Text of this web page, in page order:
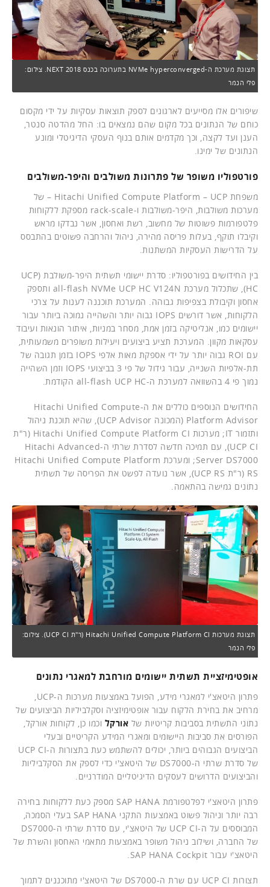
תצוגת מערכת ה-NVMe hyperconverged בתערוכה בכנס NEXT 2018. צילום:
פלי הנמר
שיפורים אלו מסייעים לארגונים לספק תוצאות עסקיות על ידי מקסום
כוחם של הנתונים בכל מקום שהם נמצאים בו: החל מהדטה סנטר,
הענן ועד לקצה, וכך מקדמים אותם בנוף העסקי הדיגיטלי ומונע
הנתונים של ימינו.
פורטפוליו משופר של פתרונות משולבים והיפר-משולבים
משפחת Hitachi Unified Compute Platform – UCP – של
מערכות משולבות, היפר-משולבות ו-rack-scale מספקת ללקוחות
פלטפורמות פשוטות של מחשוב, רשת ואחסון, אשר נבדקו מראש
וקיבלו תוקף, בעלות פריסה מהירה, ניהול והרחבה פשוטים בהתבסס
על הדרישות העסקיות המשתנות.
בין החידושים בפורטפוליו: סדרת יישומי תשתית היפר-משולבת (UCP
HC), שתכלול מערכת all-flash NVMe UCP HC V124N ותספק
אחסון וקיבולת בצפיפות גבוהה. המערכת תוכננה לענות על צרכי
הלקוחות, אשר דורשים IOPS גבוה יותר והשהייה נמוכה ביותר עבור
יישומים כמו, אנליטיקה בזמן אמת, מסחר במניות, איתור הונאות ועיבוד
עסקאות מקוון. המערכת תציע ביצועים ויעילות משופרים משמעותית,
עם ROI גבוה יותר על ידי אספקת מאות אלפי IOPS בזמן תגובה של
תת-אלפיות השנייה, עבור גידול של פי 3 בביצועי IOPS וזמן השהייה
נמוך פי 4 בהשוואה למערכת ה-all-flash UCP HC הקודמת.
החידושים הנוספים כוללים את ה-Hitachi Unified Compute
Platform Advisor (המכונה UCP Advisor), שהיא תוכנת ניהול
ותזמור IT; מערכות Hitachi Unified Compute Platform CI (ר"ת
UCP CI), עם תמיכה חדשה לסדרת שרתי ה-Hitachi Advanced
Server DS7000; ומערכת Hitachi Unified Compute Platform
RS (ר"ת UCP RS), אשר נועדה לפשט את הפריסה של תשתית
נתונים גמישה בהתאמה.
תצוגת מערכות Hitachi Unified Compute Platform CI (ר"ת UCP CI). צילום:
פלי הנמר
אופטימיזציית תשתית יישומים מורחבת למאגרי נתונים
פתרון היטאצ'י למאגרי מידע, הפועל באמצעות מערכות ה-UCP,
מרחיב את בחירת הלקוח עבור אופטימיזציה וסקלביליות הביצועים של
נתוני התשתית בסביבות קריטיות של אורקל וכמו כן, לקוחות אורקל,
הפורסים את סביבות היישומים ומאגרי המידע הקריטיים ובעלי
הביצועים הגבוהים ביותר, יכולים להשתמש כעת בתצורות ה-UCP CI
של סדרת שרתי ה-DS7000 של היטאצ'י כדי לספק את הסקלביליות
והביצועים הדרושים לעסקים הדיגיטליים המודרניים.
פתרון היטאצ'י לפלטפורמת SAP HANA מספק כעת ללקוחות בחירה
רבה יותר וניהול פשוט באמצעות התקני SAP HANA בעלי הסמכה,
המבוססים על ה-UCP CI של היטאצ'י, עם סדרת שרתי ה-DS7000
של החברה, ושילוב ניהול משופר באמצעות מתאמי האחסון והשרת של
היטאצ'י עבור SAP HANA Cockpit.
תצורות UCP CI עם שרת ה-DS7000 של היטאצ'י מתוכננים לתמוך